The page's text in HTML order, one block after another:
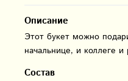
Описание
Этот букет можно
начальнице, и коллеге и
Состав